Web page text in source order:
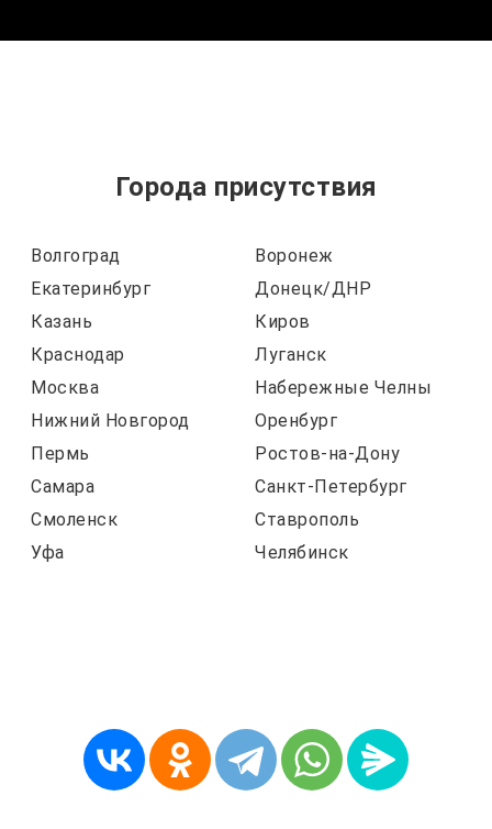
Города присутствия
Волгоград
Воронеж
Екатеринбург
Донецк/ДНР
Казань
Киров
Краснодар
Луганск
Москва
Набережные Челны
Нижний Новгород
Оренбург
Пермь
Ростов-на-Дону
Самара
Санкт-Петербург
Смоленск
Ставрополь
Уфа
Челябинск